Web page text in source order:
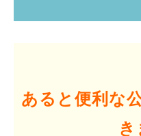
あると便利な
き